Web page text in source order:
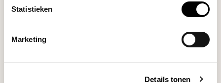
Statistieken
Marketing
Details tonen
Chemex
CLASSIC CM-6A